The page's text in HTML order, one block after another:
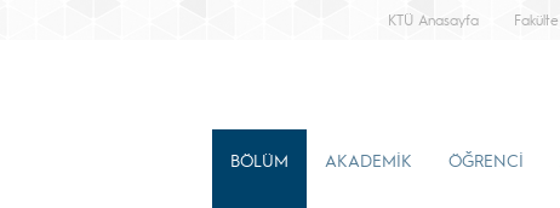
KTÜ Anasayfa Fakülte
BÖLÜM AKADEMİK ÖĞRENCİ